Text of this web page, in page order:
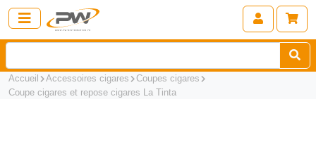
Accueil Accessoires cigares
Coupes cigares
Coupe cigares et repose cigares La Tinta